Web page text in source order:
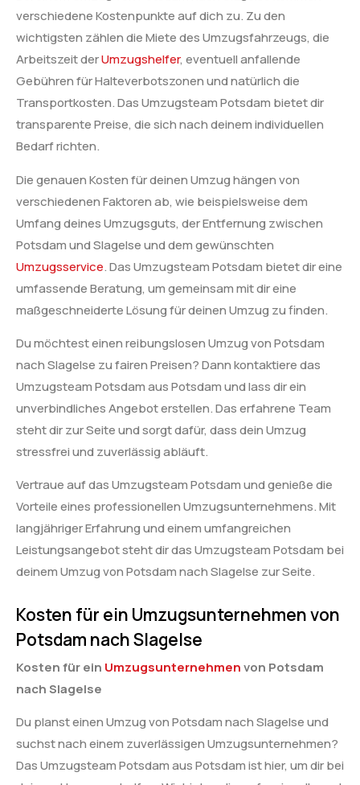
verschiedene Kostenpunkte auf dich zu. Zu den
wichtigsten zählen die Miete des Umzugsfahrzeugs, die
Arbeitszeit derUmzugshelfer, eventuell anfallende
Gebühren für Halteverbotszonen und natürlich die
Transportkosten. Das Umzugsteam Potsdam bietet dir
transparente Preise, die sich nach deinem individuellen
Bedarf richten.
Die genauen Kosten für deinen Umzug hängen von
verschiedenen Faktoren ab, wie beispielsweise dem
Umfang deines Umzugsguts, der Entfernung zwischen
Potsdam und Slagelse und dem gewünschten
Umzugsservice. Das Umzugsteam Potsdam bietet dir eine
umfassende Beratung, um gemeinsam mit dir eine
maßgeschneiderte Lösung für deinen Umzug zu finden.
Du möchtest einen reibungslosen Umzug von Potsdam
nach Slagelse zu fairen Preisen? Dann kontaktiere das
Umzugsteam Potsdam aus Potsdam und lass dir ein
unverbindliches Angebot erstellen. Das erfahrene Team
steht dir zur Seite und sorgt dafür, dass dein Umzug
stressfrei und zuverlässig abläuft.
Vertraue auf das Umzugsteam Potsdam und genieße die
Vorteile eines professionellen Umzugsunternehmens. Mit
langjähriger Erfahrung und einem umfangreichen
Leistungsangebot steht dir das Umzugsteam Potsdam bei
deinem Umzug von Potsdam nach Slagelse zur Seite.
Kosten für ein Umzugsunternehmen von
Potsdam nach Slagelse
Kosten für ein Umzugsunternehmenvon Potsdam
nach Slagelse
Du planst einen Umzug von Potsdam nach Slagelse und
suchst nach einem zuverlässigen Umzugsunternehmen?
Das Umzugsteam Potsdam aus Potsdam ist hier, um dir bei